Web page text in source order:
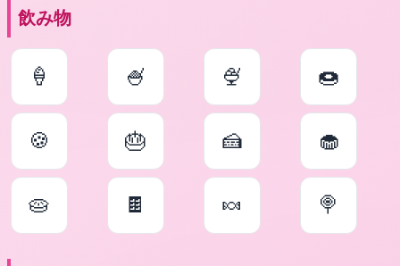
飲み物
🍦 🍧 🍨 🍩
🍪 🎂 🍰 🧁
🥧 🍫 🍬 🍭